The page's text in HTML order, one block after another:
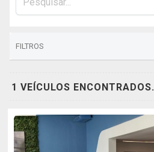
FILTROS
1 VEÍCULOS ENCONTRADOS.